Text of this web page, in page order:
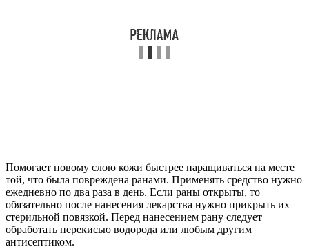
Помогает новому слою кожи быстрее наращиваться на месте
той, что была повреждена ранами. Применять средство нужно
ежедневно по два раза в день. Если раны открыты, то
обязательно после нанесения лекарства нужно прикрыть их
стерильной повязкой. Перед нанесением рану следует
обработать перекисью водорода или любым другим
антисептиком.